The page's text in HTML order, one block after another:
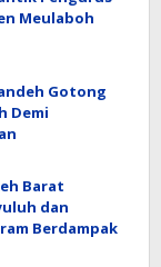
Meulaboh
Gotong
Demi
Barat
dan
Berdampak